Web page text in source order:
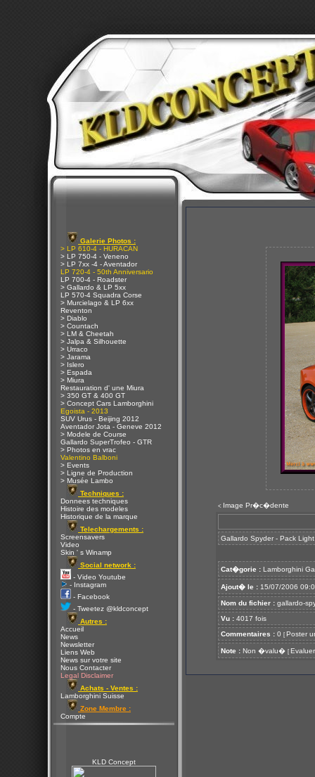
Galerie Photos :
> LP 610-4 - HURACAN
> LP 750-4 - Veneno
> LP 7xx -4 - Aventador
LP 720-4 - 50th Anniversario
LP 700-4 - Roadster
> Gallardo & LP 5xx
LP 570-4 Squadra Corse
> Murcielago & LP 6xx
Reventon
> Diablo
> Countach
> LM & Cheetah
> Jalpa & Silhouette
> Urraco
> Jarama
> Islero
> Espada
> Miura
Restauration d' une Miura
> 350 GT & 400 GT
> Concept Cars Lamborghini
Egoista - 2013
SUV Urus - Beijing 2012
Aventador Jota - Geneve 2012
> Modele de Course
Gallardo SuperTrofeo - GTR
> Photos en vrac
Valentino Balboni
> Events
> Ligne de Production
> Musée Lambo
Techniques :
Donnees techniques
Histoire des modeles
Historique de la marque
Telechargements :
Screensavers
Video
Skin ' s Winamp
Social network :
- Video Youtube
- Instagram
- Facebook
- Tweetez @kldconcept
Autres :
Accueil
News
Newsletter
Liens Web
News sur votre site
Nous Contacter
Legal Disclaimer
Achats - Ventes :
Lamborghini Suisse
Zone Membre :
Compte
KLD Concept
< Image Pr�c�dente
Gallardo Spyder - Pack
Cat�gorie : Lamborghini
Ajout� le : 15/07/2006
Nom du fichier : gallardo-
Vu : 4017 fois
Commentaires : 0 [ Poster
Note : Non �valu� [ Evaluer